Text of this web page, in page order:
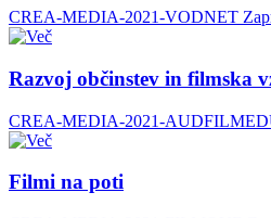
CREA-MEDIA-2021-VODNET
Razvoj občinstev in filmska
CREA-MEDIA-2021-
Filmi na poti